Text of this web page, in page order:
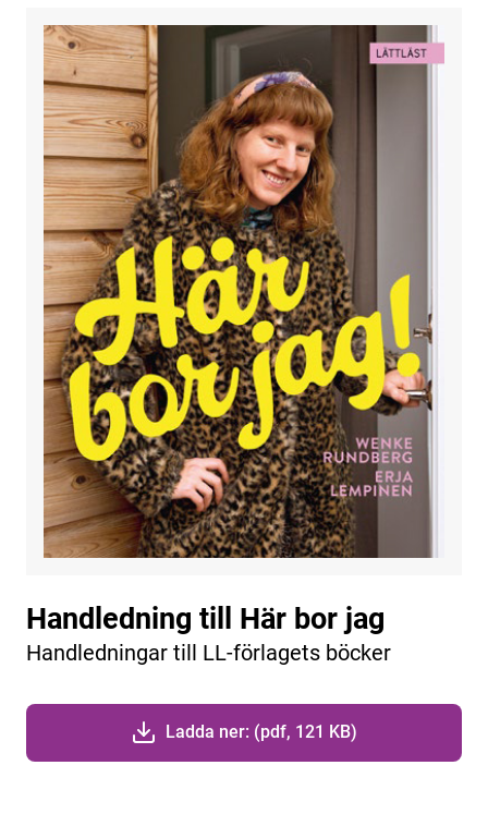
Handledning till Här bor jag
Handledningar till LL-förlagets böcker
Ladda ner: (pdf, 121 KB)